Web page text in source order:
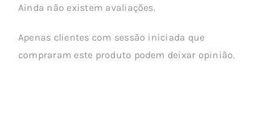
Ainda não existem avaliações.
Apenas clientes com sessão iniciada que
compraram este produto podem deixar opinião.